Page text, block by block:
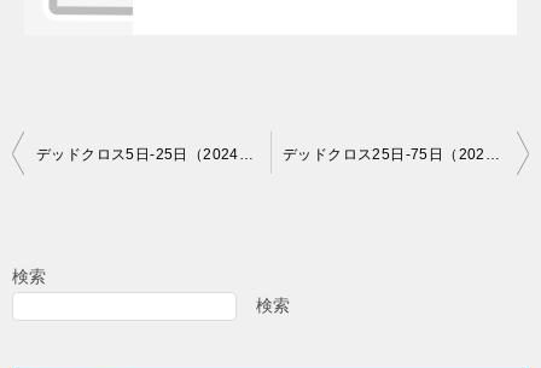
投
ビ
デッドクロス5日-25日（2024-06-25） デッドクロス25日-75日（2024-06-25）
検索
検索